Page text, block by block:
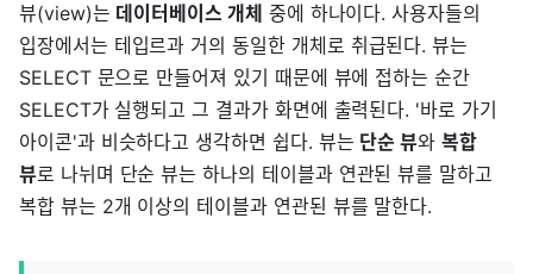
뷰(view)는 데이터베이스 개체 중에 하나이다. 사용자들의
입장에서는 테입르과 거의 동일한 개체로 취급된다. 뷰는
SELECT 문으로 만들어져 있기 때문에 뷰에 접하는 순간
SELECT가 실행되고 그 결과가 화면에 출력된다. '바로 가기
아이콘'과 비슷하다고 생각하면 쉽다. 뷰는 단순 뷰와복합
뷰로 나뉘며 단순 뷰는 하나의 테이블과 연관된 뷰를 말하고
복합 뷰는 2개 이상의 테이블과 연관된 뷰를 말한다.